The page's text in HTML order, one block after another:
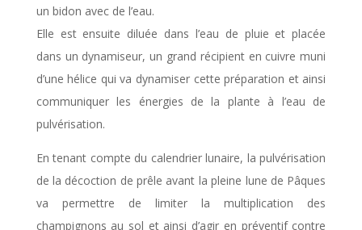
un bidon avec de l’eau.
Elle est ensuite diluée dans l’eau de pluie et placée
dans un dynamiseur, un grand récipient en cuivre muni
d’une hélice qui va dynamiser cette préparation et ainsi
communiquer les énergies de la plante à l’eau de
pulvérisation.
En tenant compte du calendrier lunaire, la pulvérisation
de la décoction de prêle avant la pleine lune de Pâques
va permettre de limiter la multiplication des
champignons au sol et ainsi d’agir en préventif contre